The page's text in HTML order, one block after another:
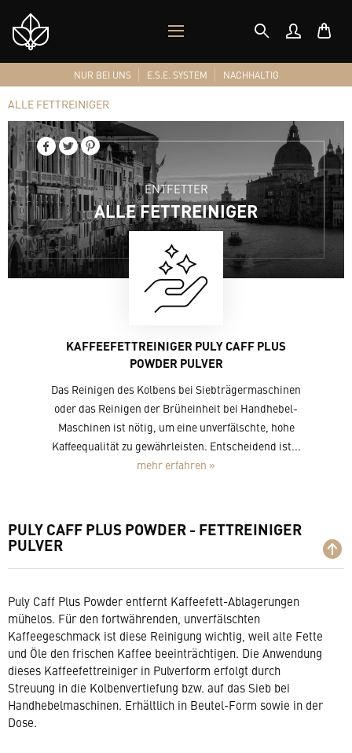
Shop
Logo
MOBILES
MENÜ
NUR BEI UNS E.S.E. SYSTEM NACHHALTIG
ALLE FETTREINIGER
ENTFETTER
ALLE FETTREINIGER
KAFFEEFETTREINIGER PULY CAFF PLUS
POWDER PULVER
Das Reinigen des Kolbens bei Siebträgermaschinen
oder das Reinigen der Brüheinheit bei Handhebel-
Maschinen ist nötig, um eine unverfälschte, hohe
Kaffeequalität zu gewährleisten. Entscheidend ist...
mehr erfahren »
PULY CAFF PLUS POWDER - FETTREINIGER
PULVER
Puly Caff Plus Powder entfernt Kaffeefett-Ablagerungen
mühelos. Für den fortwährenden, unverfälschten
Kaffeegeschmack ist diese Reinigung wichtig, weil alte Fette
und Öle den frischen Kaffee beeinträchtigen. Die Anwendung
dieses Kaffeefettreiniger in Pulverform erfolgt durch
Streuung in die Kolbenvertiefung bzw. auf das Sieb bei
Handhebelmaschinen. Erhältlich in Beutel-Form sowie in der
Dose.